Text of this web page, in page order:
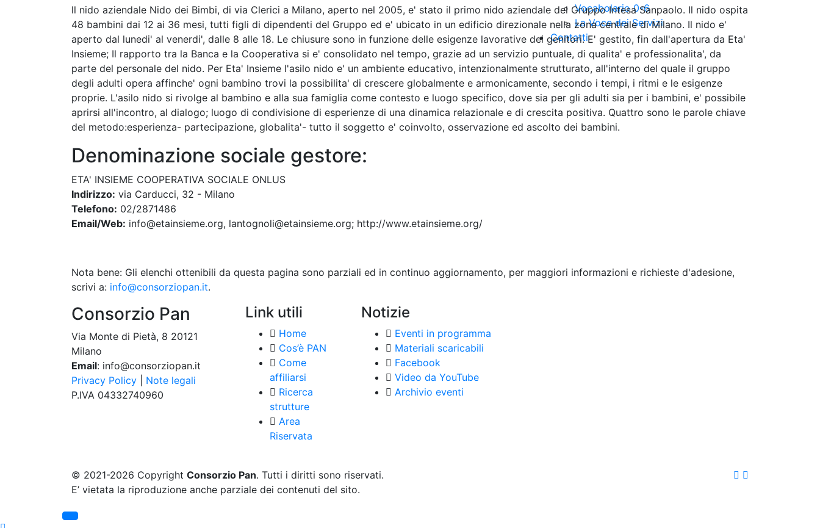
Vocabolario 0-6
La Voce dei Servizi
Contatti
ll nido aziendale Nido dei Bimbi, di via Clerici a Milano, aperto nel 2005, e' stato il primo nido aziendale del Gruppo Intesa Sanpaolo. Il nido ospita
48 bambini dai 12 ai 36 mesi, tutti figli di dipendenti del Gruppo ed e' ubicato in un edificio direzionale nella zona centrale di Milano. Il nido e'
aperto dal lunedi' al venerdi', dalle 8 alle 18. Le chiusure sono in funzione delle esigenze lavorative dei genitori. E' gestito, fin dall'apertura da Eta'
Insieme; Il rapporto tra la Banca e la Cooperativa si e' consolidato nel tempo, grazie ad un servizio puntuale, di qualita' e professionalita', da
parte del personale del nido. Per Eta' Insieme l'asilo nido e' un ambiente educativo, intenzionalmente strutturato, all'interno del quale il gruppo
degli adulti opera affinche' ogni bambino trovi la possibilita' di crescere globalmente e armonicamente, secondo i tempi, i ritmi e le esigenze
proprie. L'asilo nido si rivolge al bambino e alla sua famiglia come contesto e luogo specifico, dove sia per gli adulti sia per i bambini, e' possibile
aprirsi all'incontro, al dialogo; luogo di condivisione di esperienze di una dinamica relazionale e di crescita positiva. Quattro sono le parole chiave
del metodo:esperienza- partecipazione, globalita'- tutto il soggetto e' coinvolto, osservazione ed ascolto dei bambini.
Denominazione sociale gestore:
ETA' INSIEME COOPERATIVA SOCIALE ONLUS
Indirizzo: via Carducci, 32 - Milano
Telefono: 02/2871486
Email/Web: info@etainsieme.org, lantognoli@etainsieme.org; http://www.etainsieme.org/
Nota bene: Gli elenchi ottenibili da questa pagina sono parziali ed in continuo aggiornamento, per maggiori informazioni e richieste d'adesione,
scrivi a: info@consorziopan.it.
Consorzio Pan
Via Monte di Pietà, 8 20121
Milano
Email: info@consorziopan.it
Privacy Policy
Note legali
P.IVA 04332740960
Link utili
Home
Cos’è PAN
Come
affiliarsi
Ricerca
strutture
Area
Riservata
Notizie
Eventi in programma
Materiali scaricabili
Facebook
Video da YouTube
Archivio eventi
© 2021-2026 Copyright Consorzio Pan. Tutti i diritti sono riservati.
E’ vietata la riproduzione anche parziale dei contenuti del sito.